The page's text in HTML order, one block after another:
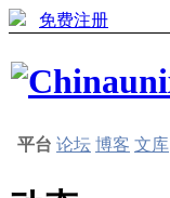
免费注册
平台 论坛 博客 文库